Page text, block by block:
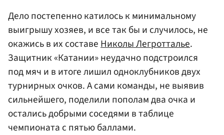
Дело постепенно катилось к минимальному
выигрышу хозяев, и все так бы и случилось, не
окажись в их составе Николы Легротталье.
Защитник «Катании» неудачно подстроился
под мяч и в итоге лишил одноклубников двух
турнирных очков. А сами команды, не выявив
сильнейшего, поделили пополам два очка и
остались добрыми соседями в таблице
чемпионата с пятью баллами.